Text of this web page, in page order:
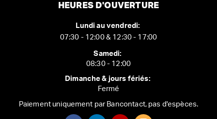
HEURES D'OUVERTURE
Lundi au vendredi:
07:30 - 12:00 & 12:30 - 17:00
Samedi:
08:30 - 12:00
Dimanche & jours fériés:
Fermé
Paiement uniquement par Bancontact, pas d'espèces.